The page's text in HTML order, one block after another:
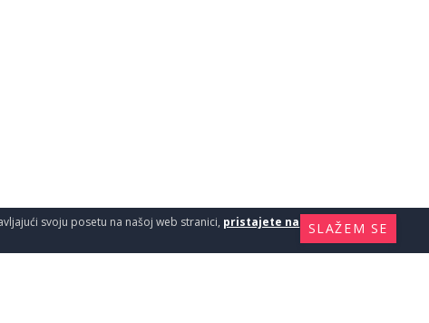
SLAŽEM SE
svoju posetu na našoj web stranici, pristajete na